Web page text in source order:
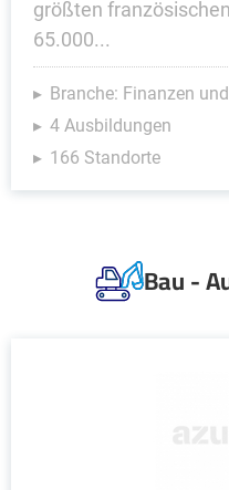
größten
65.000...
Branche: Finanzen
4 Ausbildungen
166 Standorte
Bau -